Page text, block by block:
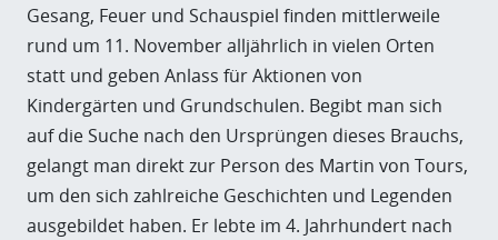
Gesang, Feuer und Schauspiel finden mittlerweile
rund um 11. November alljährlich in vielen Orten
statt und geben Anlass für Aktionen von
Kindergärten und Grundschulen. Begibt man sich
auf die Suche nach den Ursprüngen dieses Brauchs,
gelangt man direkt zur Person des Martin von Tours,
um den sich zahlreiche Geschichten und Legenden
ausgebildet haben. Er lebte im 4. Jahrhundert nach